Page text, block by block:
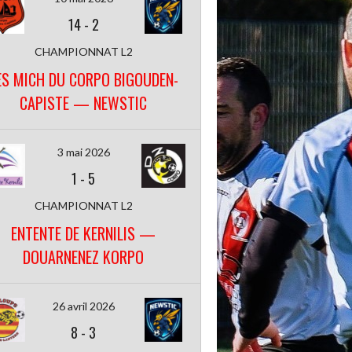
14- 2
CHAMPIONNAT L2
MICH DU CORPO BIGOUDEN-
CAPISTE — NEWSTIC
3 mai 2026
1 - 5
CHAMPIONNAT L2
ENTENTE DE KERNILIS —
DOUARNENEZ KORPO
26 avril 2026
8 - 3